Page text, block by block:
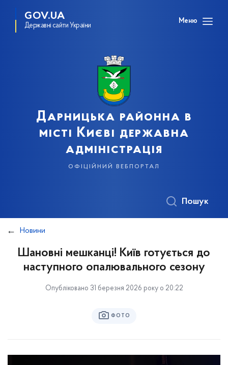
GOV.UA
Державні сайти України
Меню
Дарницька районна в
місті Києві державна
адміністрація
офіційний вебпортал
Пошук
Новини
Шановні мешканці! Київ готується до
наступного опалювального сезону
Опубліковано 31 березня 2026 року о 20:22
ФОТО